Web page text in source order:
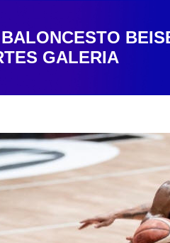
BALONCESTO
GALERIA